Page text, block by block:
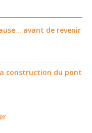
avant de revenir
construction du pont